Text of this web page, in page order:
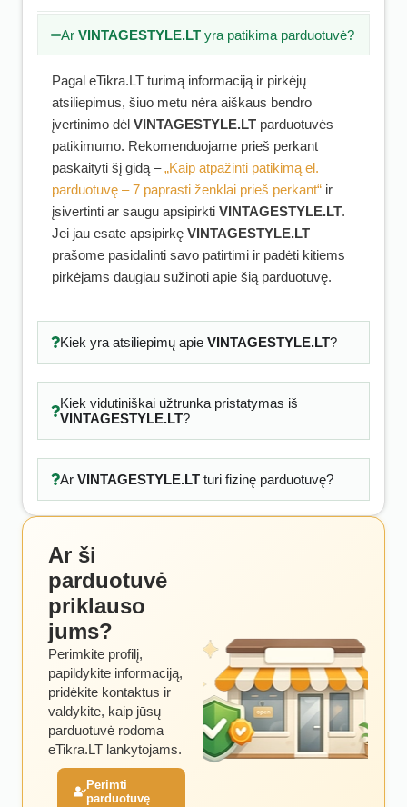
ArVINTAGESTYLE.LT yra patikima parduotuvė?
Pagal eTikra.LT turimą informaciją ir pirkėjų
atsiliepimus, šiuo metu nėra aiškaus bendro
įvertinimo dėl VINTAGESTYLE.LT parduotuvės
patikimumo. Rekomenduojame prieš perkant
paskaityti šį gidą –„Kaip atpažinti patikimą el.
parduotuvę – 7 paprasti ženklai prieš perkant“ ir
įsivertinti ar saugu apsipirkti VINTAGESTYLE.LT.
Jei jau esate apsipirkę VINTAGESTYLE.LT –
prašome pasidalinti savo patirtimi ir padėti kitiems
pirkėjams daugiau sužinoti apie šią parduotuvę.
Kiek yra atsiliepimų apie VINTAGESTYLE.LT?
Kiek vidutiniškai užtrunka pristatymas iš
VINTAGESTYLE.LT?
Ar VINTAGESTYLE.LTturi fizinę parduotuvę?
Ar ši
parduotuvė
priklauso
jums?
Perimkite profilį,
papildykite informaciją,
pridėkite kontaktus ir
valdykite, kaip jūsų
parduotuvė rodoma
eTikra.LT lankytojams.
Perimti
parduotuvę